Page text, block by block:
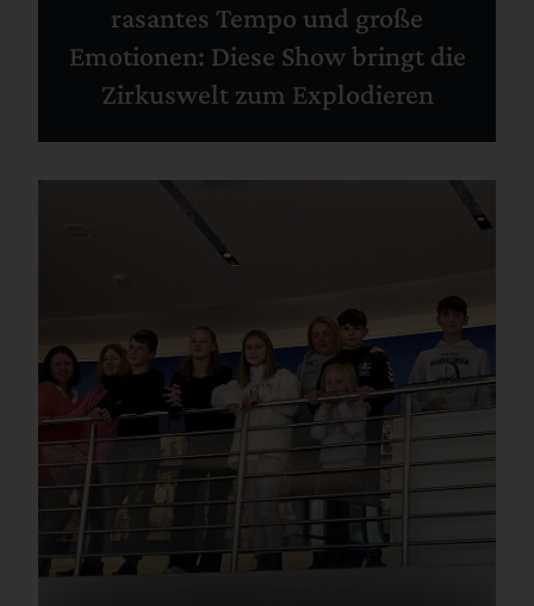
rasantes Tempo und große
Emotionen: Diese Show bringt die
Zirkuswelt zum Explodieren